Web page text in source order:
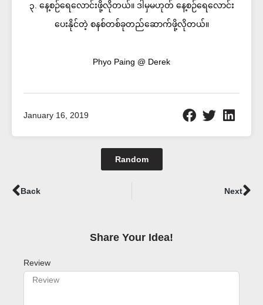
၃. နေ့စဉ်ရေလောင်းဖို့လိုတယ်။ ဒါမှမဟုတ် နေ့စဉ်ရေလောင်း
ပေးနိုင်တဲ့ စနစ်တစ်ခုတည်ဆောက်ဖို့လိုတယ်။
Phyo Paing @ Derek
January 16, 2019
Random
Prev
Back Next
Share Your Idea!​
Review